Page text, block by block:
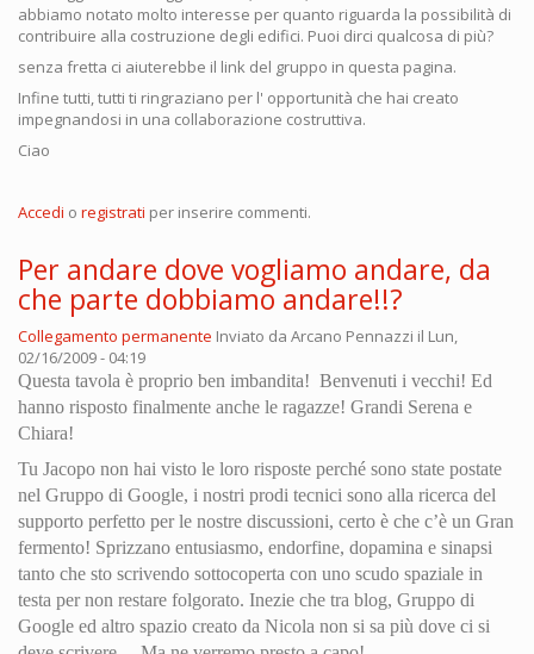
abbiamo notato molto interesse per quanto riguarda la possibilità di
contribuire alla costruzione degli edifici. Puoi dirci qualcosa di più?
senza fretta ci aiuterebbe il link del gruppo in questa pagina.
Infine tutti, tutti ti ringraziano per l' opportunità che hai creato
impegnandosi in una collaborazione costruttiva.
Ciao
Accedi o registrati per inserire commenti.
Per andare dove vogliamo andare, da
che parte dobbiamo andare!!?
Collegamento permanente Inviato da Arcano Pennazzi il Lun,
02/16/2009 - 04:19
Questa tavola è proprio ben imbandita! Benvenuti i vecchi! Ed
hanno risposto finalmente anche le ragazze! Grandi Serena e
Chiara!
Tu Jacopo non hai visto le loro risposte perché sono state postate
nel Gruppo di Google, i nostri prodi tecnici sono alla ricerca del
supporto perfetto per le nostre discussioni, certo è che c’è un Gran
fermento! Sprizzano entusiasmo, endorfine, dopamina e sinapsi
tanto che sto scrivendo sottocoperta con uno scudo spaziale in
testa per non restare folgorato. Inezie che tra blog, Gruppo di
Google ed altro spazio creato da Nicola non si sa più dove ci si